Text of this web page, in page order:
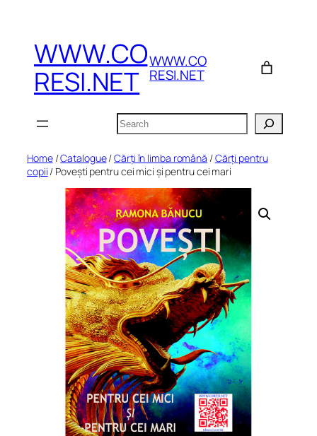
contentWWW.CO
RESI.NET
WWW.CO
RESI.NET
Search
Home/Catalogue/Cărți în limba română /Cărți pentru
copii / Povești pentru cei mici și pentru cei mari